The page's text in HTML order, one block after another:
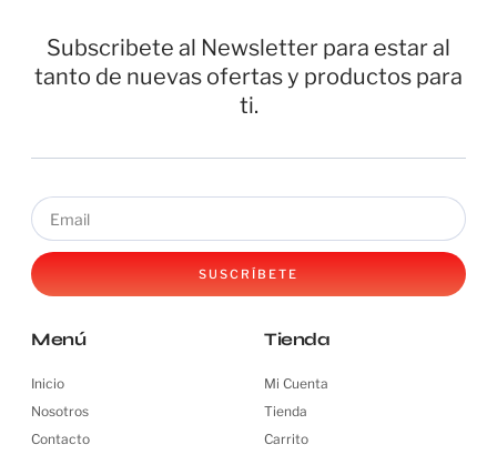
Subscribete al Newsletter para estar al
tanto de nuevas ofertas y productos para
ti.
SUSCRÍBETE
Menú
Inicio
Nosotros
Contacto
Tienda
Mi Cuenta
Tienda
Carrito